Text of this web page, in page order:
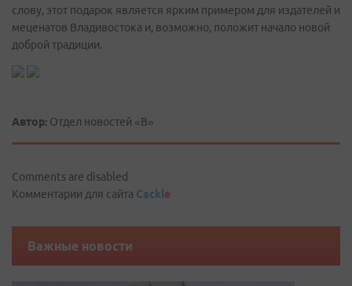
слову, этот подарок является ярким примером для издателей и
меценатов Владивостока и, возможно, положит начало новой
доброй традиции.
Автор: Отдел новостей «В»
Comments are disabled
Комментарии для сайта Cackle
Важные новости